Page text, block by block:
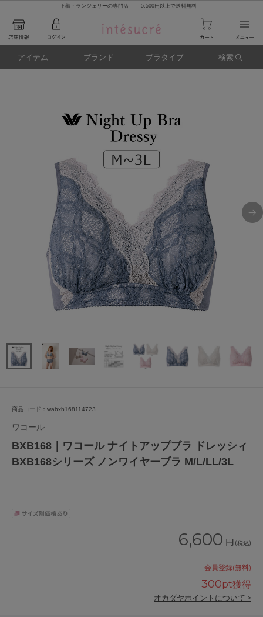
下着・ランジェリーの専門店 - 5,500円以上で送料無料 -
アイテム ブランド ブラタイプ 検索
商品コード：wabxb168114723
ワコール
BXB168｜ワコール ナイトアップブラ ドレッシィ
BXB168シリーズ ノンワイヤーブラ M/L/LL/3L
6,600 円 (税込)
会員登録(無料)
300pt獲得
オカダヤポイントについて >